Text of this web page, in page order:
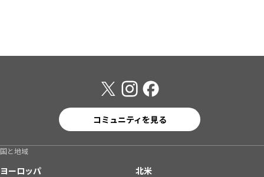
コミュニティを見る
国と地域
ヨーロッパ
北米